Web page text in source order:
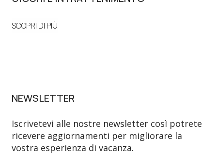
SCOPRI DI PIÙ
NEWSLETTER
Iscrivetevi alle nostre newsletter così potrete
ricevere aggiornamenti per migliorare la
vostra esperienza di vacanza.